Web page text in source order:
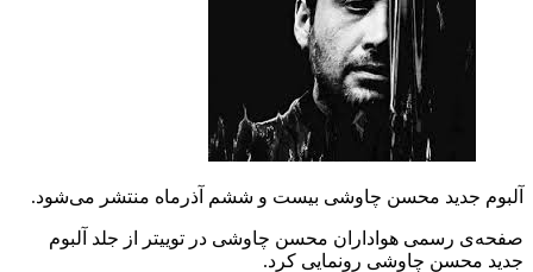
آلبوم جدید محسن چاوشی بیست و ششم آذرماه منتشر می‌شود.
صفحه‌ی رسمی هواداران محسن چاوشی در توییتر از جلد آلبوم
جدید محسن چاوشی رونمایی کرد.